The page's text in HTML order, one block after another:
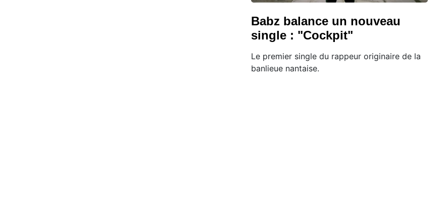
Babz balance un nouveau
single : "Cockpit"
Le premier single du rappeur originaire de la
banlieue nantaise.